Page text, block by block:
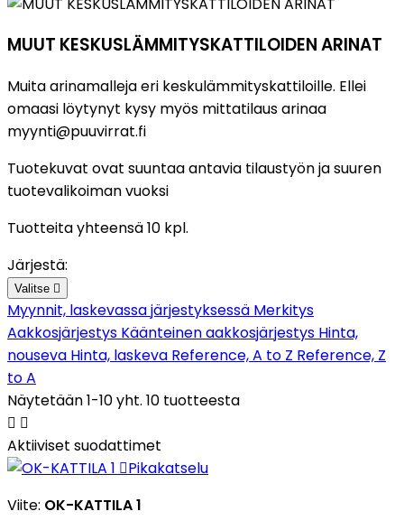
MUUT KESKUSLÄMMITYSKATTILOIDEN ARINAT
Muita arinamalleja eri keskulämmityskattiloille. Ellei
omaasi löytynyt kysy myös mittatilaus arinaa
myynti@puuvirrat.fi
Tuotekuvat ovat suuntaa antavia tilaustyön ja suuren
tuotevalikoiman vuoksi
Tuotteita yhteensä 10 kpl.
Järjestä:
Valitse 
Myynnit, laskevassa järjestyksessä Merkitys
Aakkosjärjestys Käänteinen aakkosjärjestys Hinta,
nouseva Hinta, laskeva Reference, A to Z Reference, Z
to A
Näytetään 1-10 yht. 10 tuotteesta
 
Aktiiviset suodattimet
Pikakatselu
Viite: OK-KATTILA 1